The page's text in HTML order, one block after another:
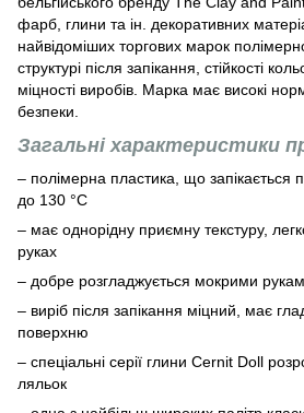
фарб, глини та ін. декоративних
найвідоміших торгових марок
структурі після запікання, стійкості
міцності виробів. Марка має високі
безпеки.
Загальні характеристики
– полімерна пластика, що запікається
до 130 °С
– має однорідну приємну текстуру,
руках
– добре розгладжується мокрими
– виріб після запікання міцний, має
поверхню
– спеціальні серії глини Cernit Doll
ляльок